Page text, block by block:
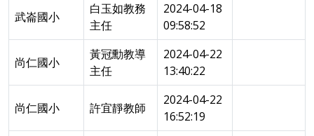
武崙國小
白玉如教務
主任
2024-04-18
09:58:52
尚仁國小
黃冠勳教導
主任
2024-04-22
13:40:22
尚仁國小 許宜靜教師
2024-04-22
16:52:19